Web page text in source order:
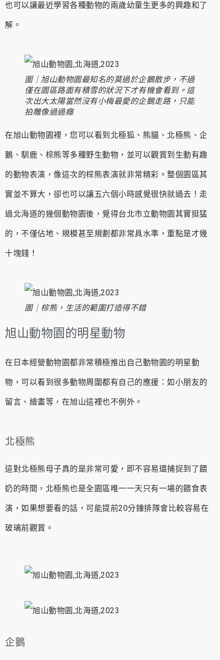
也可以讓最近學習各種動物的兩歲幼童生更多的興趣和了
解。
圖｜旭山動物園最知名的莫過於企鵝散步，不過
僅在園區路面有積雪的狀況下才有機會看到。這
次出大太陽當然沒有小梅最愛的企鵝走路，只能
拍雕像過過癮
在旭山動物園裡，您可以看到北極狐、熊貓、北極熊、企
鵝、馴鹿、棕熊等多種野生動物，並可以觀賞到生動有趣
的動物表演，像這次的棕熊表演就非常精彩。整個園區其
實並不算大，卻也可以讓五六個小時感覺很快就過去！走
過北海道的幾個動物園後，覺得台北市立動物園其實挺猛
的，不僅佔地、規模甚至規劃都非常具水準，重點是才幾
十塊錢！
圖｜棕熊，生活的範圍打造得不錯
旭山動物園的明星動物
在日本經營動物園都非常積極推出自己動物園的明星動
物，可以看到很多動物周圍都有自己的應援：如小朋友的
留言、繪畫等，在旭山這裡也不例外。
北極熊
這對北極熊母子真的是非常可愛，即不容易還捕捉到了餵
奶的時間，北極熊也是全園區唯一一天只有一場的餵食表
演，如果想要看的話，可能提前20分鐘排隊會比較容易在
玻璃前觀賞。
企鵝